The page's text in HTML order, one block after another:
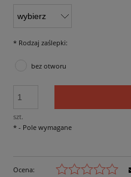
* Rodzaj zaślepki:
bez otworu
szt.
* - Pole wymagane
Ocena: